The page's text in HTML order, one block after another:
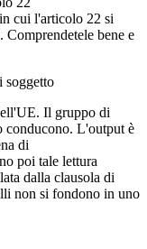
cui l'articolo 22 si
bene e
soggetto
Il gruppo di
conducono. L'output è
di
poi tale lettura
dalla clausola di
non si fondono in uno